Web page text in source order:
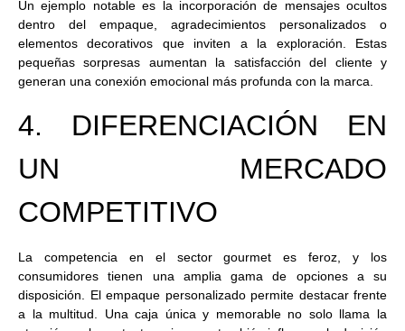
Un ejemplo notable es la incorporación de mensajes ocultos
dentro del empaque, agradecimientos personalizados o
elementos decorativos que inviten a la exploración. Estas
pequeñas sorpresas aumentan la satisfacción del cliente y
generan una conexión emocional más profunda con la marca.
4. DIFERENCIACIÓN EN
UN MERCADO
COMPETITIVO
La competencia en el sector gourmet es feroz, y los
consumidores tienen una amplia gama de opciones a su
disposición. El empaque personalizado permite destacar frente
a la multitud. Una caja única y memorable no solo llama la